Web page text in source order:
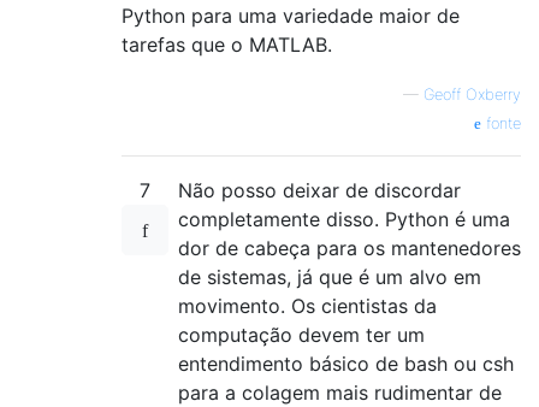
Python para uma variedade maior de
tarefas que o MATLAB.
— Geoff Oxberry
fonte
7
Não posso deixar de discordar
completamente disso. Python é uma
dor de cabeça para os mantenedores
de sistemas, já que é um alvo em
movimento. Os cientistas da
computação devem ter um
entendimento básico de bash ou csh
para a colagem mais rudimentar de